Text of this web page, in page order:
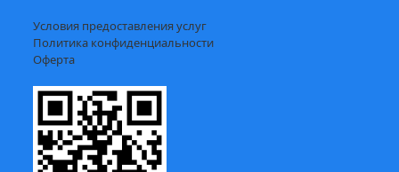
Условия предоставления услуг
Политика конфиденциальности
Оферта